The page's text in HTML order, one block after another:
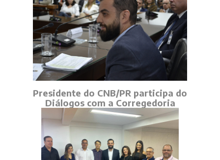
Presidente do CNB/PR participa do
Diálogos com a Corregedoria